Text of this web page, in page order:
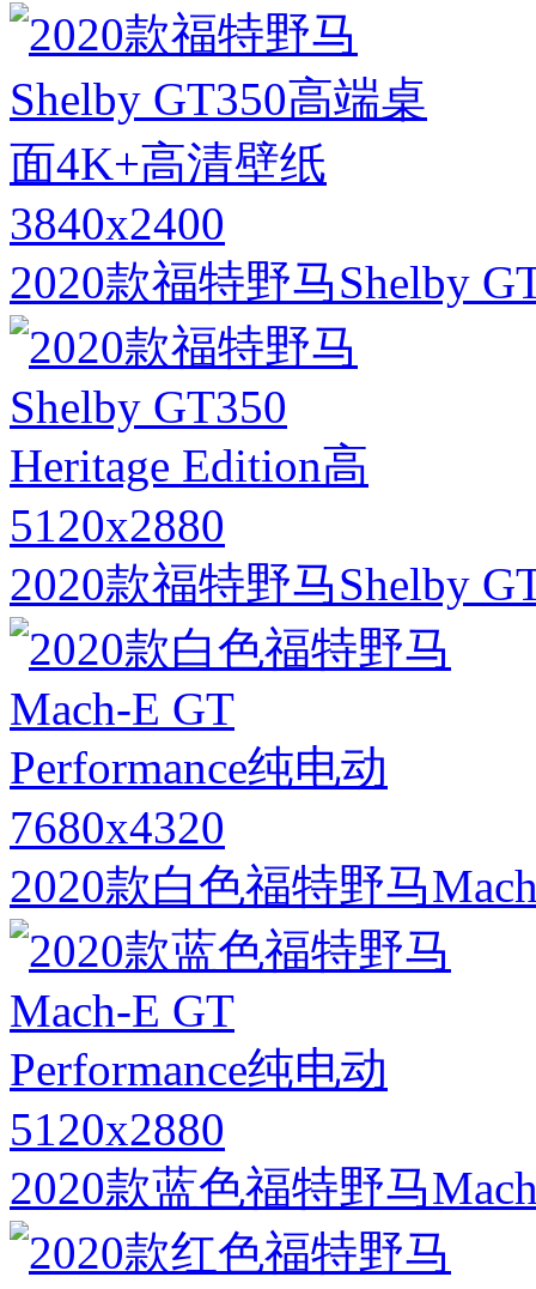
3840x2400
2020款福特野马Shelby
5120x2880
2020款福特野马Shelby
7680x4320
2020款白色福特野马
5120x2880
2020款蓝色福特野马